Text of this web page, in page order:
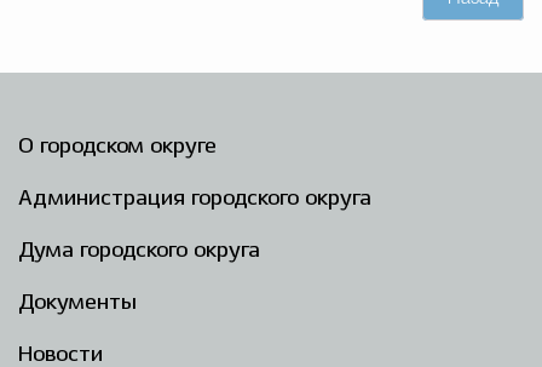
О городском округе
Администрация городского округа
Дума городского округа
Документы
Новости